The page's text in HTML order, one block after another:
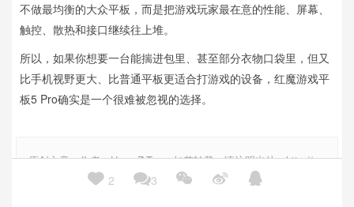
不做最均衡的大众平板，而是把游戏玩家最在意的性能、屏幕、
触控、散热和接口继续往上堆。
所以，如果你想要一台能揣进包里、甚至部分衣物口袋里，但又
比手机视野更大、比普通平板更适合打游戏的设备，红魔游戏平
板5 Pro确实是一个很难被忽视的选择。
原创文章，作者：HyperZ-Ton，如若转载，请注明出处：http://w
ww.antutu.com/doc/137061.htm
 2 3   